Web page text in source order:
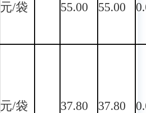
元/袋 55.00 55.00
元/袋 37.80 37.80